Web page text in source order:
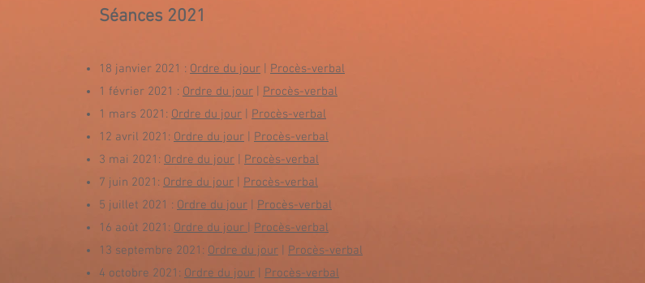
Séances 2021
18 janvier 2021 : Ordre du jour
Procès-verbal
1 février 2021 : Ordre du jour
Procès-verbal
1 mars 2021: Ordre du jour
Procès-verbal
12 avril 2021: Ordre du jour
Procès-verbal
3 mai 2021: Ordre du jour
Procès-verbal
7 juin 2021: Ordre du jour
Procès-verbal
5 juillet 2021 : Ordre du jour
Procès-verbal
16 août 2021: Ordre du jour
Procès-verbal
13 septembre 2021: Ordre du jour
Procès-verbal
4 octobre 2021: Ordre du jour
Procès-verbal